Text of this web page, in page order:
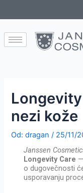
Longevity
nezi kože
Od: dragan/ 25/11/
Janssen
Longevity Care
o dugovečnosti
usporavanju